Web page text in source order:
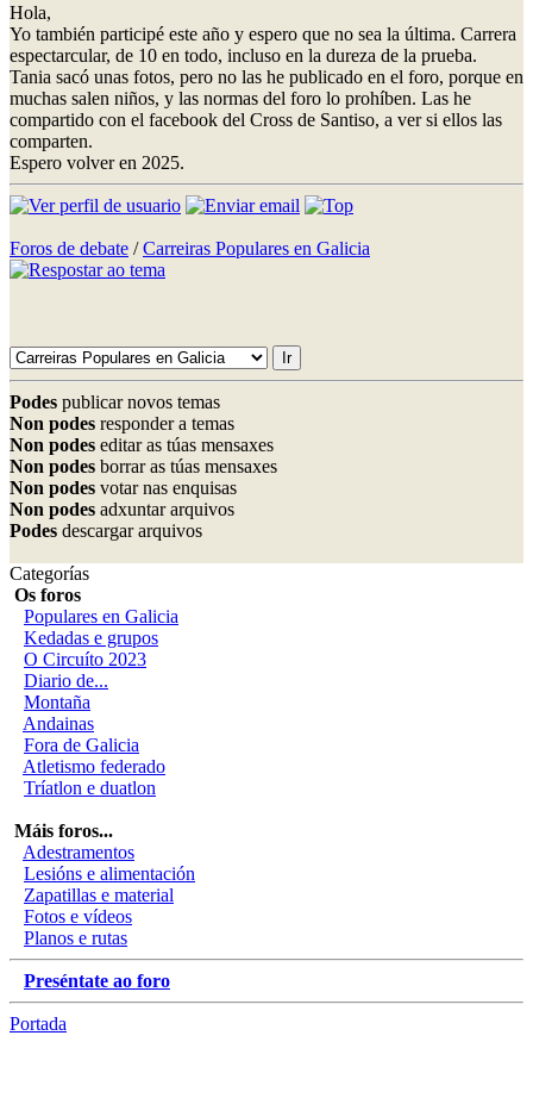
Hola,
Yo también participé este año y espero que no sea la última. Carrera
espectarcular, de 10 en todo, incluso en la dureza de la prueba.
Tania sacó unas fotos, pero no las he publicado en el foro, porque en
muchas salen niños, y las normas del foro lo prohíben. Las he
compartido con el facebook del Cross de Santiso, a ver si ellos las
comparten.
Espero volver en 2025.
Foros de debate /Carreiras Populares en Galicia
Podes publicar novos temas
Non podes responder a temas
Non podes editar as túas mensaxes
Non podes borrar as túas mensaxes
Non podes votar nas enquisas
Non podes adxuntar arquivos
Podes descargar arquivos
Categorías
Os foros
Populares en Galicia
Kedadas e grupos
O Circuíto 2023
Diario de...
Montaña
Andainas
Fora de Galicia
Atletismo federado
Tríatlon e duatlon
Máis foros...
Adestramentos
Lesións e alimentación
Zapatillas e material
Fotos e vídeos
Planos e rutas
Preséntate ao foro
Portada